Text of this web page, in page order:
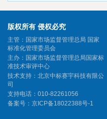
版权所有 侵权必究
主管：国家市场监督管理总局 国家
标准化管理委员会
主办：国家市场监督管理总局国家标
准技术审评中心
技术支持：北京中标赛宇科技有限公
司
支持电话：010-82261056
备案号： 京ICP备18022388号-1